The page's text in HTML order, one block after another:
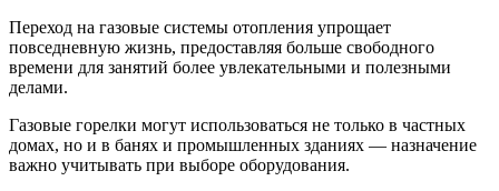
Переход на газовые системы отопления упрощает
повседневную жизнь, предоставляя больше свободного
времени для занятий более увлекательными и полезными
делами.
Газовые горелки могут использоваться не только в частных
домах, но и в банях и промышленных зданиях — назначение
важно учитывать при выборе оборудования.